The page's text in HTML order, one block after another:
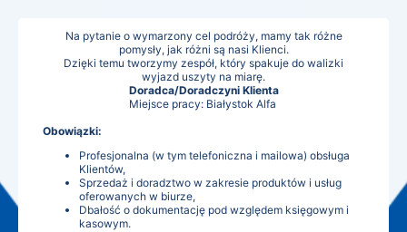
Na pytanie o wymarzony cel podróży, mamy tak różne
pomysły, jak różni są nasi Klienci.
Dzięki temu tworzymy zespół, który spakuje do walizki
wyjazd uszyty na miarę.
Doradca/Doradczyni Klienta
Miejsce pracy: Białystok Alfa
Obowiązki:
Profesjonalna (w tym telefoniczna i mailowa) obsługa
Klientów,
Sprzedaż i doradztwo w zakresie produktów i usług
oferowanych w biurze,
Dbałość o dokumentację pod względem księgowym i
kasowym.